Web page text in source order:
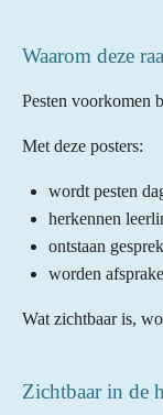
Waarom deze
Pesten voorkomen
Met deze posters:
wordt pesten
herkennen
ontstaan
worden
Wat zichtbaar is,
Zichtbaar in de